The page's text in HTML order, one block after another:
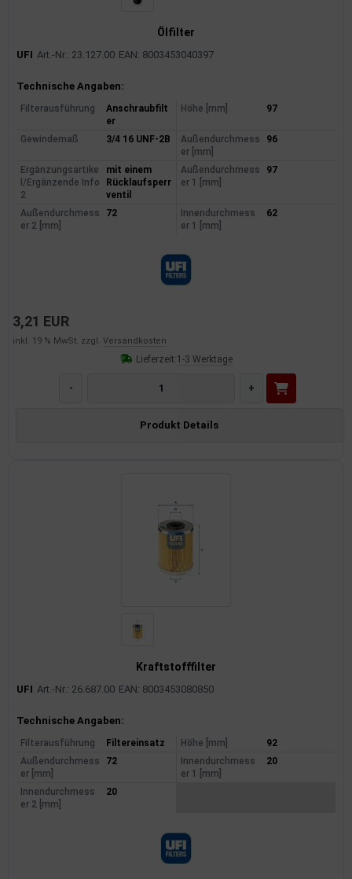
Ölfilter
UFI Art.-Nr.: 23.127.00 EAN: 8003453040397
Produktinformationen
Technische Angaben:
Filterausführung
Anschraubfilt
er
Höhe [mm] 97
Gewindemaß 3/4 16 UNF-2B
Außendurchmess
er [mm]
96
Ergänzungsartike
l/Ergänzende Info
2
mit einem
Rücklaufsperr
ventil
Außendurchmess
er 1 [mm]
97
Außendurchmess
er 2 [mm]
72
Innendurchmess
er 1 [mm]
62
3,21 EUR
inkl. 19 % MwSt. zzgl. Versandkosten
Lieferzeit:1-3 Werktage
- +
Produkt Details
Kraftstofffilter
UFI Art.-Nr.: 26.687.00 EAN: 8003453080850
Produktinformationen
Technische Angaben:
Filterausführung Filtereinsatz Höhe [mm]
92
Außendurchmess
er [mm]
72
Innendurchmess
er 1 [mm]
20
Innendurchmess
er 2 [mm]
20